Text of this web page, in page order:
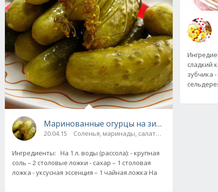
Маринованные огурцы на зиму. Рецепт с
20.04.15 Соленья, маринады, салаты, соте
Ингредиенты: На 1 л. воды (рассола): - крупная
соль – 2 столовые ложки - сахар – 1 столовая
ложка - уксусная эссенция – 1 чайная ложка На
сладкий
зубчика